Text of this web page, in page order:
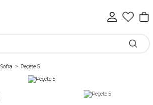
Sofra Peçete 5